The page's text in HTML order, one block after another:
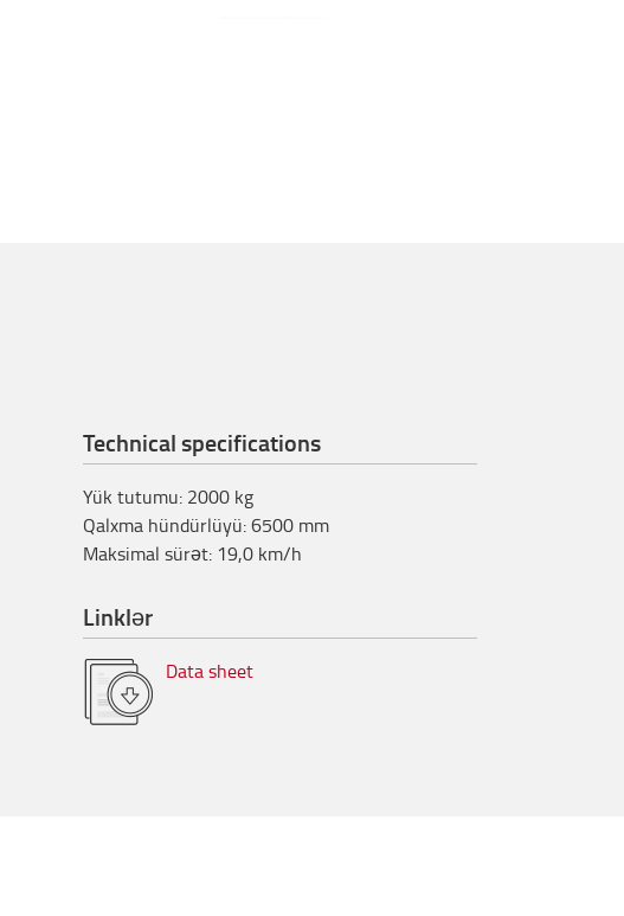
Technical specifications
Yük tutumu: 2000 kg
Qalxma hündürlüyü:6500 mm
Maksimal sürət: 19,0 km/h
Linklər
Data sheet